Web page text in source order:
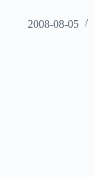
2008-08-05